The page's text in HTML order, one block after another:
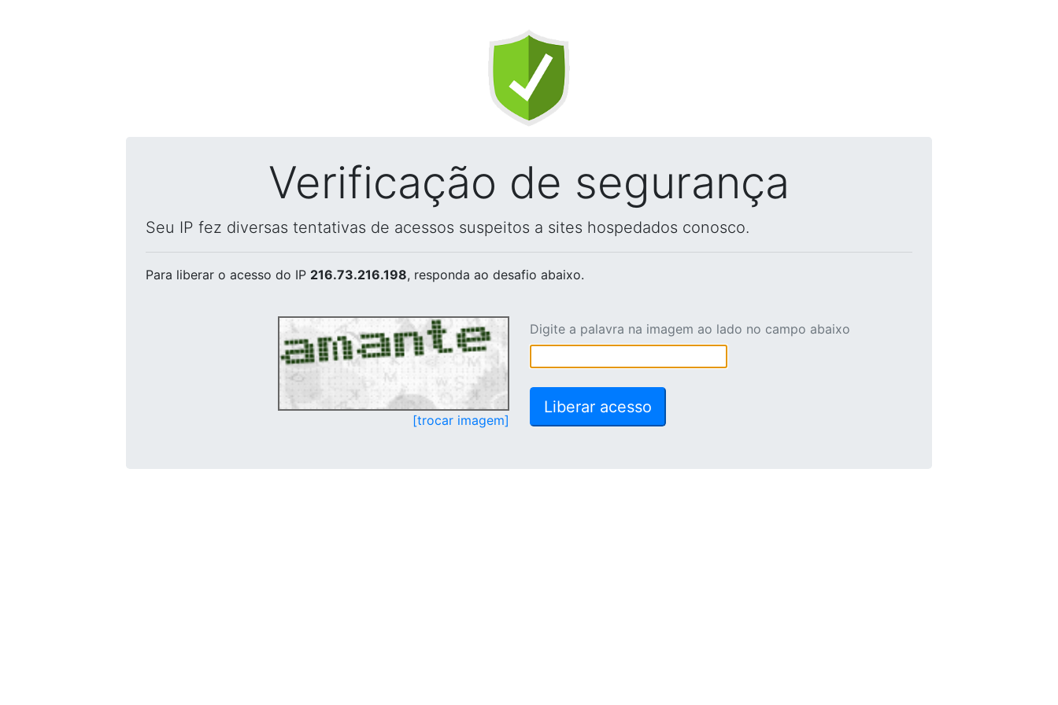
Verificação de segurança
Seu IP fez diversas tentativas de acessos suspeitos a sites hospedados conosco.
Para liberar o acesso do IP 216.73.216.198, responda ao desafio abaixo.
[trocar imagem]
Digite a palavra na imagem ao lado no campo abaixo